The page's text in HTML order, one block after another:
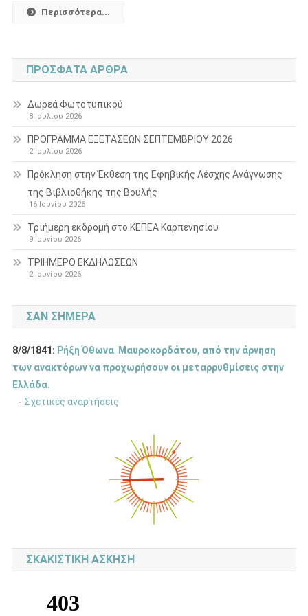
Περισσότερα...
ΠΡΌΣΦΑΤΑ ΆΡΘΡΑ
Δωρεά Φωτοτυπικού
8 Ιουλίου 2026
ΠΡΟΓΡΑΜΜΑ ΕΞΕΤΑΣΕΩΝ ΣΕΠΤΕΜΒΡΙΟΥ 2026
2 Ιουλίου 2026
Πρόκληση στην Έκθεση της Εφηβικής Λέσχης Ανάγνωσης
της Βιβλιοθήκης της Βουλής
16 Ιουνίου 2026
Τριήμερη εκδρομή στο ΚΕΠΕΑ Καρπενησίου
9 Ιουνίου 2026
ΤΡΙΗΜΕΡΟ ΕΚΔΗΛΩΣΕΩΝ
2 Ιουνίου 2026
ΣΑΝ ΣΉΜΕΡΑ
8/8/1841: Ρήξη Όθωνα  Μαυροκορδάτου, από την άρνηση
των ανακτόρων να προχωρήσουν οι μεταρρυθμίσεις στην
Ελλάδα.
- Σχετικές αναρτήσεις
ΣΚΑΚΙΣΤΙΚΉ ΆΣΚΗΣΗ